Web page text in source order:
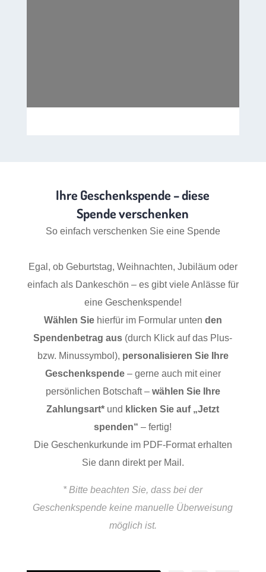
Ihre Geschenkspende – diese
Spende verschenken
So einfach verschenken Sie eine Spende
Egal, ob Geburtstag, Weihnachten, Jubiläum oder
einfach als Dankeschön – es gibt viele Anlässe für
eine Geschenkspende!
Wählen Siehierfür im Formular unten den
Spendenbetrag aus (durch Klick auf das Plus-
bzw. Minussymbol), personalisieren Sie Ihre
Geschenkspende– gerne auch mit einer
persönlichen Botschaft – wählen Sie Ihre
Zahlungsart* und klicken Sie auf „Jetzt
spenden“ – fertig!
Die Geschenkurkunde im PDF-Format erhalten
Sie dann direkt per Mail.
* Bitte beachten Sie, dass bei der
Geschenkspende keine manuelle Überweisung
möglich ist.